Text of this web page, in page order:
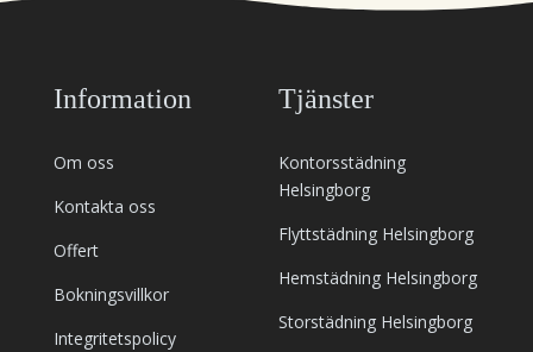
Information
Om oss
Kontakta oss
Offert
Bokningsvillkor
Integritetspolicy
Tjänster
Kontorsstädning
Helsingborg
Flyttstädning Helsingborg
Hemstädning Helsingborg
Storstädning Helsingborg